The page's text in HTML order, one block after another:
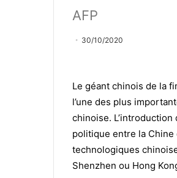
AFP
30/10/2020
Le géant chinois de la
l’une des plus
chinoise.
politique entre la
technologiques
Shenzhen ou Hong